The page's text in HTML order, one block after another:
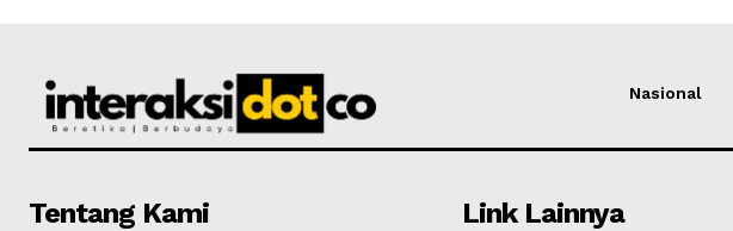
Nasional
Tentang Kami Link Lainnya